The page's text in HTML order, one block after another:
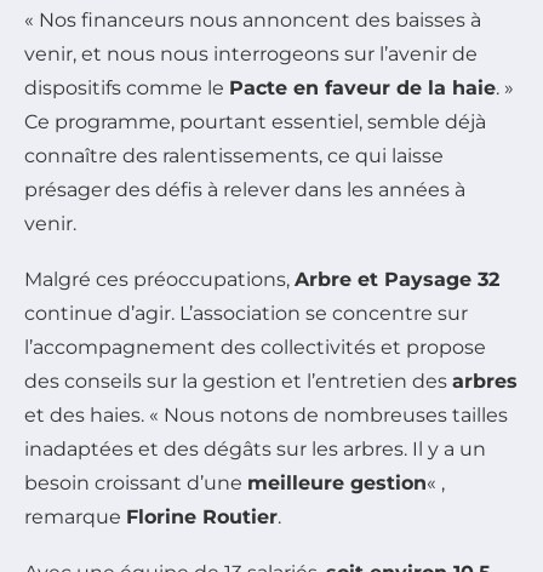
« Nos financeurs nous annoncent des baisses à
venir, et nous nous interrogeons sur l’avenir de
dispositifs comme le Pacte en faveur de la haie. »
Ce programme, pourtant essentiel, semble déjà
connaître des ralentissements, ce qui laisse
présager des défis à relever dans les années à
venir.
Malgré ces préoccupations, Arbre et Paysage 32
continue d’agir. L’association se concentre sur
l’accompagnement des collectivités et propose
des conseils sur la gestion et l’entretien des arbres
et des haies. « Nous notons de nombreuses tailles
inadaptées et des dégâts sur les arbres. Il y a un
besoin croissant d’une meilleure gestion« ,
remarque Florine Routier.